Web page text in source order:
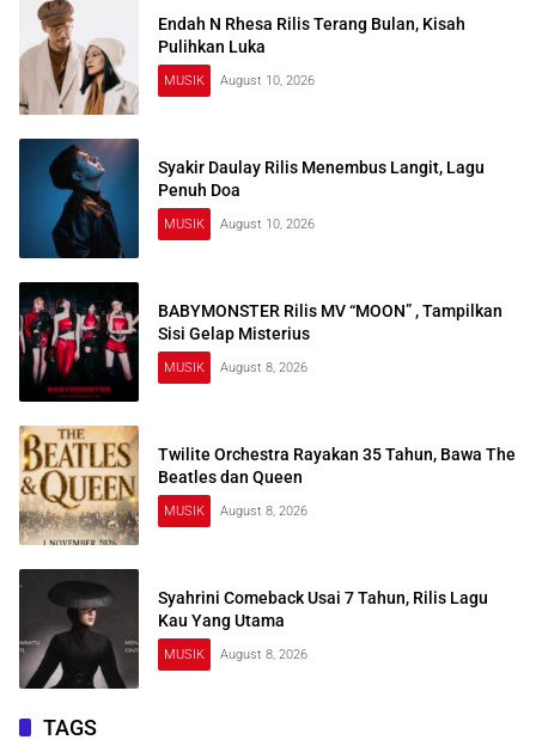
Endah N Rhesa Rilis Terang Bulan, Kisah
Pulihkan Luka
MUSIK August 10, 2026
Syakir Daulay Rilis Menembus Langit, Lagu
Penuh Doa
MUSIK August 10, 2026
BABYMONSTER Rilis MV “MOON” , Tampilkan
Sisi Gelap Misterius
MUSIK August 8, 2026
Twilite Orchestra Rayakan 35 Tahun, Bawa The
Beatles dan Queen
MUSIK August 8, 2026
Syahrini Comeback Usai 7 Tahun, Rilis Lagu
Kau Yang Utama
MUSIK August 8, 2026
TAGS